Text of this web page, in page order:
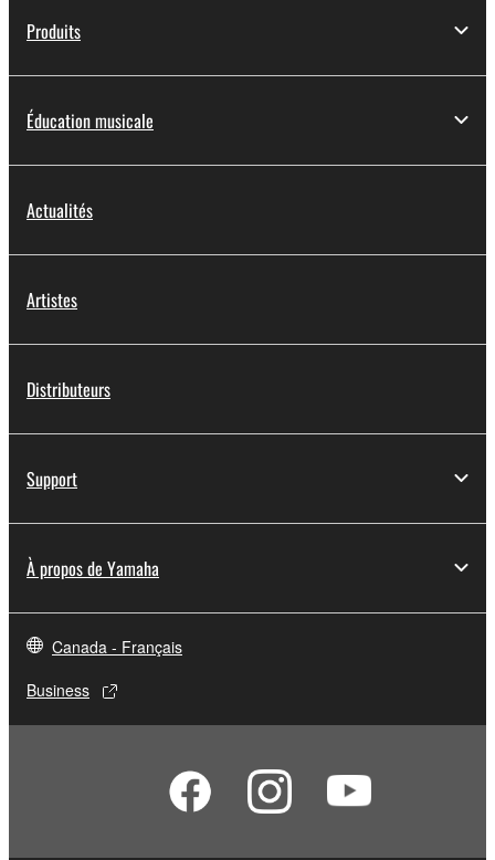
Produits
Éducation musicale
Actualités
Artistes
Distributeurs
Support
À propos de Yamaha
Canada - Français
Business